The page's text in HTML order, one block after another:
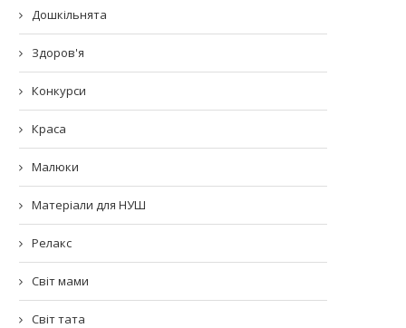
Дошкільнята
Здоров'я
Конкурси
Краса
Малюки
Матеріали для НУШ
Релакс
Світ мами
Світ тата